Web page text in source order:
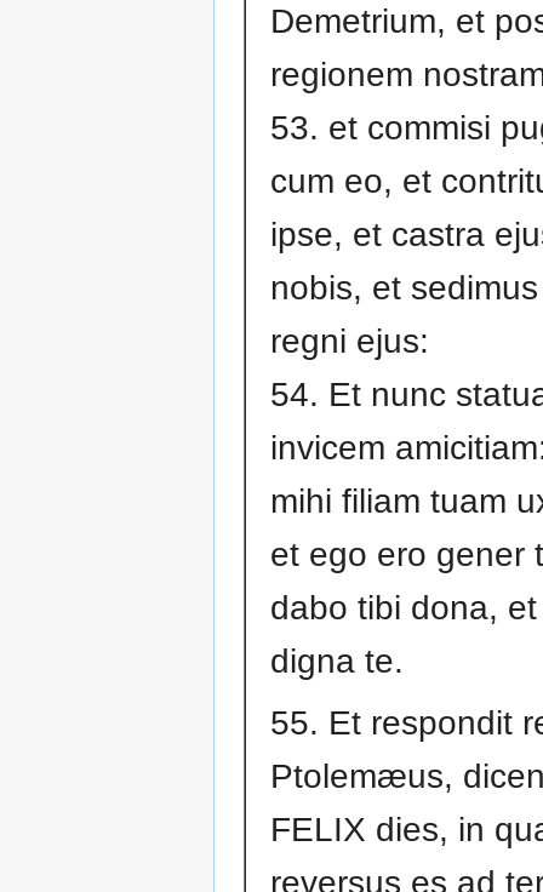
Demetrium, et
regionem
53. et commisi
cum eo, et
ipse, et castra
nobis, et
regni ejus:
54. Et nunc
invicem
mihi filiam tuam
et ego ero gener
dabo tibi dona,
digna te.
55. Et respondit
Ptolemæus,
FELIX dies, in
reversus es ad